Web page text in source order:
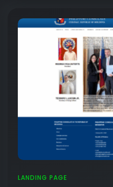
LANDING PAGE